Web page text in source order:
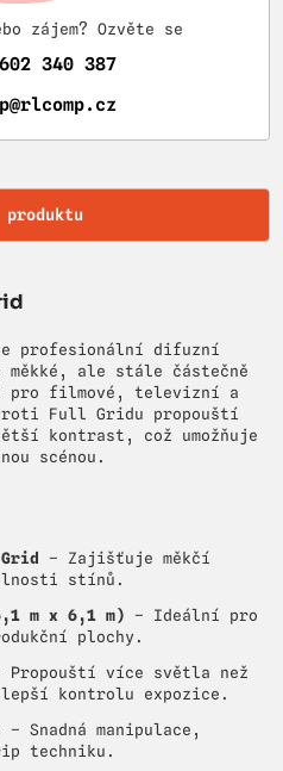
zájem? Ozvěte se
340 387
produktu
profesionální difuzní
ale stále částečně
pro filmové, televizní a
Full Gridu propouští
kontrast, což umožňuje
scénou.
– Zajišťuje měkčí
stínů.
m x 6,1 m) – Ideální pro
plochy.
Propouští více světla než
kontrolu expozice.
– Snadná manipulace,
techniku.